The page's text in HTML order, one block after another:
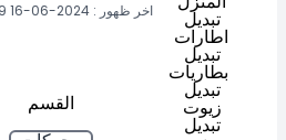
اخر ظهور : 2024-06-16 22:28:09
القسم